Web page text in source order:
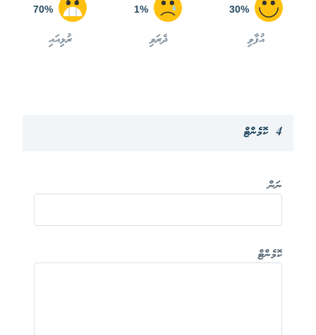
30%
އުފާވި
1%
ދެރަވި
70%
ރުޅިއައި
4 ކޮމެންޓް
ނަން
ކޮމެންޓް